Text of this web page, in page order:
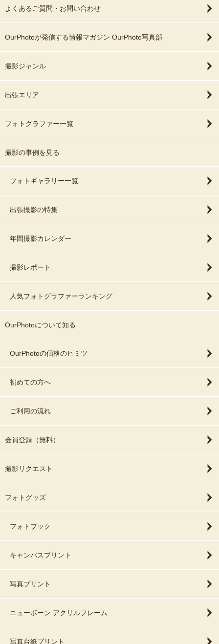
よくあるご質問・お問い合わせ
OurPhotoが発信する情報マガジン OurPhoto写真部
撮影ジャンル
出張エリア
フォトグラファー一覧
撮影の事例を見る
フォトギャラリー一覧
出張撮影の特集
年間撮影カレンダー
撮影レポート
人気フォトグラファーランキング
OurPhotoについて知る
OurPhotoの価格のヒミツ
初めての方へ
ご利用の流れ
会員登録（無料）
撮影リクエスト
フォトグッズ
フォトブック
キャンバスプリント
写真プリント
ニューボーン アクリルフレーム
写真台紙プリント